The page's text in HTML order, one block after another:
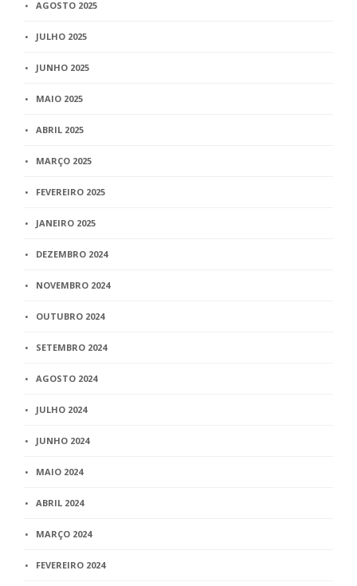
AGOSTO 2025
JULHO 2025
JUNHO 2025
MAIO 2025
ABRIL 2025
MARÇO 2025
FEVEREIRO 2025
JANEIRO 2025
DEZEMBRO 2024
NOVEMBRO 2024
OUTUBRO 2024
SETEMBRO 2024
AGOSTO 2024
JULHO 2024
JUNHO 2024
MAIO 2024
ABRIL 2024
MARÇO 2024
FEVEREIRO 2024